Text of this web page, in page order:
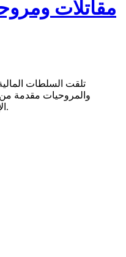
مقاتلات
تلقت السلطات
والمروحيات مقدمة
الإمدادات العسكرية من الحليف الجديد.